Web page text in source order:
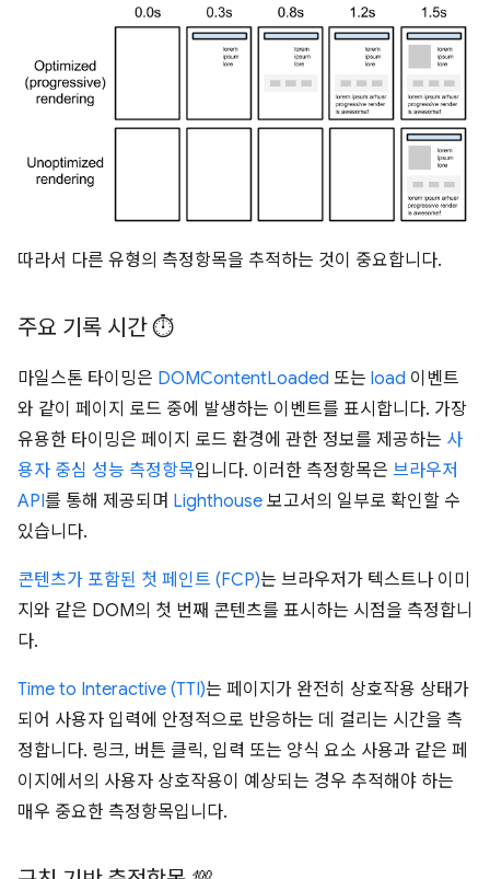
따라서 다른 유형의 측정항목을 추적하는 것이 중요합니다.
주요 기록 시간 ⏱️
마일스톤 타이밍은 DOMContentLoaded 또는 load 이벤트
와 같이 페이지 로드 중에 발생하는 이벤트를 표시합니다. 가장
유용한 타이밍은 페이지 로드 환경에 관한 정보를 제공하는 사
용자 중심 성능 측정항목입니다. 이러한 측정항목은 브라우저
API를 통해 제공되며 Lighthouse 보고서의 일부로 확인할 수
있습니다.
콘텐츠가 포함된 첫 페인트 (FCP)는 브라우저가 텍스트나 이미
지와 같은 DOM의 첫 번째 콘텐츠를 표시하는 시점을 측정합니
다.
Time to Interactive (TTI)는 페이지가 완전히 상호작용 상태가
되어 사용자 입력에 안정적으로 반응하는 데 걸리는 시간을 측
정합니다. 링크, 버튼 클릭, 입력 또는 양식 요소 사용과 같은 페
이지에서의 사용자 상호작용이 예상되는 경우 추적해야 하는
매우 중요한 측정항목입니다.